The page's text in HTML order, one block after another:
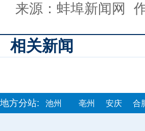
来源：蚌埠新闻网
相关新闻
地方分站: 池州 亳州 安庆 合